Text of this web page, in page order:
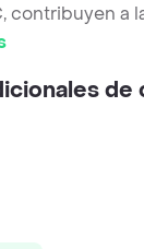
contribuyen a
de